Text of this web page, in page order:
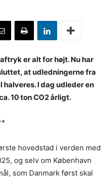
er alt for højt. Nu har
at udledningerne fra
I dag udleder en
10 ton CO2 årligt.
hovedstad i verden med
og selv om København
som Danmark først skal